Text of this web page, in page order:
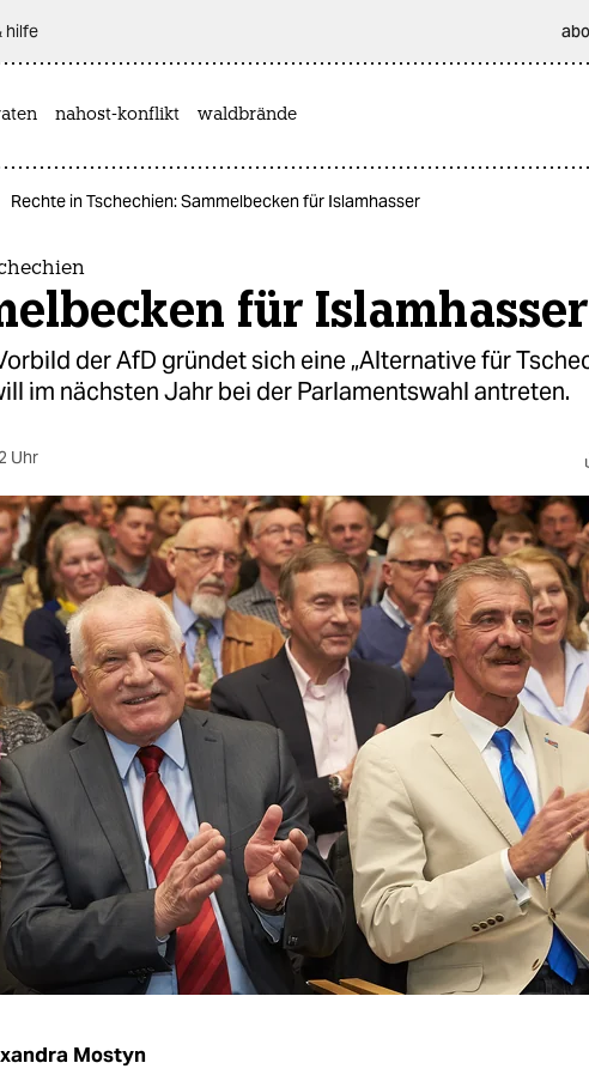
hilfe abo
nahost-konflikt waldbrände
Rechte in Tschechien: Sammelbecken für Islamhasser
für Islamhasser
der AfD gründet sich eine „Alternative für
im nächsten Jahr bei der Parlamentswahl antreten.
Uhr
Mostyn